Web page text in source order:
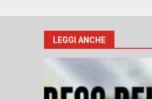
LEGGI ANCHE